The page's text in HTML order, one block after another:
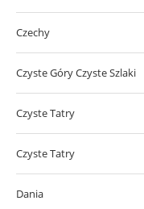
Czechy
Czyste Góry Czyste Szlaki
Czyste Tatry
Czyste Tatry
Dania